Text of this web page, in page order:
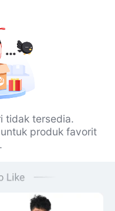
tidak tersedia.
produk favorit